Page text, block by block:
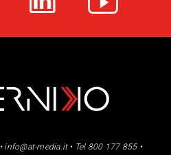
info@at-media.it• Tel 800 177 855 •